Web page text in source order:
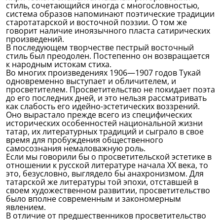
стиль, сочетающийся иногда с многословностью,
система образов напоминают поэтические традиции
старотатарской и восточной поэзии. О том же
говорит наличие иноязычного пласта сатирических
произведений.
В последующем творчестве пестрый восточный
стиль был преодолен. Постепенно он возвращается
к народным истокам стиха.
Во многих произведениях 1906—1907 годов Тукай
одновременно выступает и обличителем, и
просветителем. Просветительство не покидает поэта
до его последних дней, и это нельзя рассматривать
как слабость его идейно-эстетических воззрений.
Оно вырастало прежде всего из специфических
исторических особенностей национальной жизни
татар, их литературных традиций и сыграло в свое
время для пробуждения общественного
самосознания немаловажную роль.
Если мы говорили бы о просветительской эстетике в
отношении к русской литературе начала XX века, то
это, безусловно, выглядело бы анахронизмом. Для
татарской же литературы той эпохи, отставшей в
своем художественном развитии, просветительство
было вполне современным и закономерным
явлением.
В отличие от предшественников просветительство